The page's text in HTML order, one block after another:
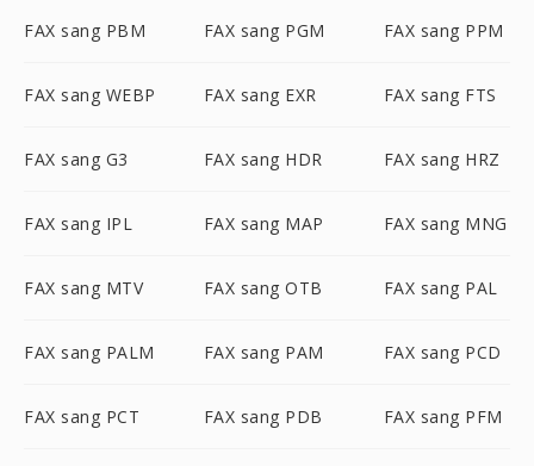
FAX sang PBM FAX sang PGM FAX sang PPM
FAX sang WEBP FAX sang EXR FAX sang FTS
FAX sang G3 FAX sang HDR FAX sang HRZ
FAX sang IPL FAX sang MAP FAX sang MNG
FAX sang MTV FAX sang OTB FAX sang PAL
FAX sang PALM FAX sang PAM FAX sang PCD
FAX sang PCT FAX sang PDB FAX sang PFM